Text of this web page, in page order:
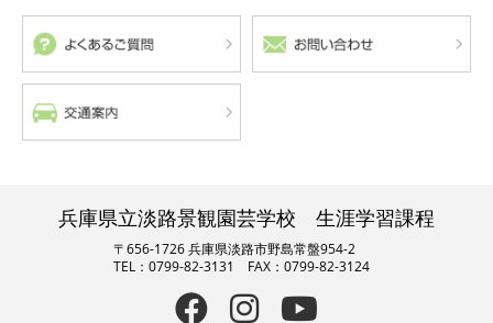
兵庫県立淡路景観園芸学校 生涯学習課程
〒656-1726 兵庫県淡路市野島常盤954-2
TEL：0799-82-3131 FAX：0799-82-3124